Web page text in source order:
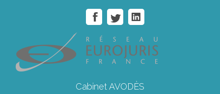
Cabinet AVODÈS